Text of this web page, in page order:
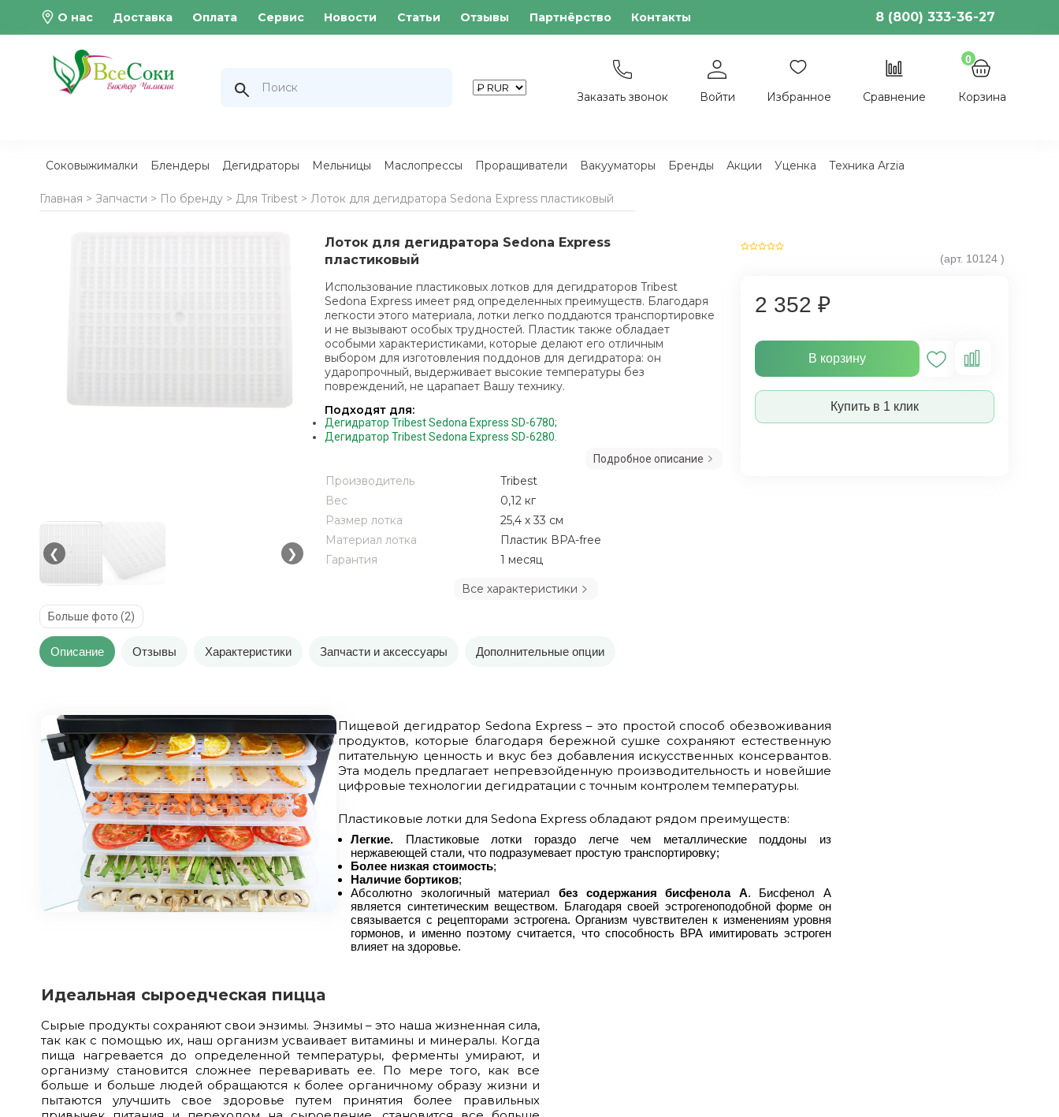
О нас Доставка Оплата Сервис Новости Статьи Отзывы Партнёрство Контакты 8 (800) 333-36-27
Заказать звонок Войти Избранное Сравнение
0
Корзина
Соковыжималки Блендеры Дегидраторы Мельницы Маслопрессы Проращиватели Вакууматоры Бренды Акции Уценка Техника Arzia
Главная > Запчасти > По бренду> Для Tribest> Лоток для дегидратора Sedona Express пластиковый
❮ ❯
Больше фото (2)
Лоток для дегидратора Sedona Express
пластиковый
(арт. 10124 )
2 352 ₽
В корзину
Купить в 1 клик
Использование пластиковых лотков для дегидраторов Tribest
Sedona Express имеет ряд определенных преимуществ. Благодаря
легкости этого материала, лотки легко поддаются транспортировке
и не вызывают особых трудностей. Пластик также обладает
особыми характеристиками, которые делают его отличным
выбором для изготовления поддонов для дегидратора: он
ударопрочный, выдерживает высокие температуры без
повреждений, не царапает Вашу технику.
Подходят для:
Дегидратор Tribest Sedona Express SD-6780;
Дегидратор Tribest Sedona Express SD-6280.
Подробное описание
Производитель
Tribest
Вес
0,12 кг
Размер лотка
25,4 х 33 см
Материал лотка
Пластик ВРА-free
Гарантия
1 месяц
Все характеристики
Описание Отзывы Характеристики Запчасти и аксессуары Дополнительные опции
Пищевой дегидратор Sedona Express – это простой способ обезвоживания
продуктов, которые благодаря бережной сушке сохраняют естественную
питательную ценность и вкус без добавления искусственных консервантов.
Эта модель предлагает непревзойденную производительность и новейшие
цифровые технологии дегидратации с точным контролем температуры.
Пластиковые лотки для Sedona Express обладают рядом преимуществ:
Легкие. Пластиковые лотки гораздо легче чем металлические поддоны из
нержавеющей стали, что подразумевает простую транспортировку;
Более низкая стоимость;
Наличие бортиков;
Абсолютно экологичный материал без содержания бисфенола А. Бисфенол А
является синтетическим веществом. Благодаря своей эстрогеноподобной форме он
связывается с рецепторами эстрогена. Организм чувствителен к изменениям уровня
гормонов, и именно поэтому считается, что способность ВРА имитировать эстроген
влияет на здоровье.
Идеальная сыроедческая пицца
Сырые продукты сохраняют свои энзимы. Энзимы – это наша жизненная сила,
так как с помощью их, наш организм усваивает витамины и минералы. Когда
пища нагревается до определенной температуры, ферменты умирают, и
организму становится сложнее переваривать ее. По мере того, как все
больше и больше людей обращаются к более органичному образу жизни и
пытаются улучшить свое здоровье путем принятия более правильных